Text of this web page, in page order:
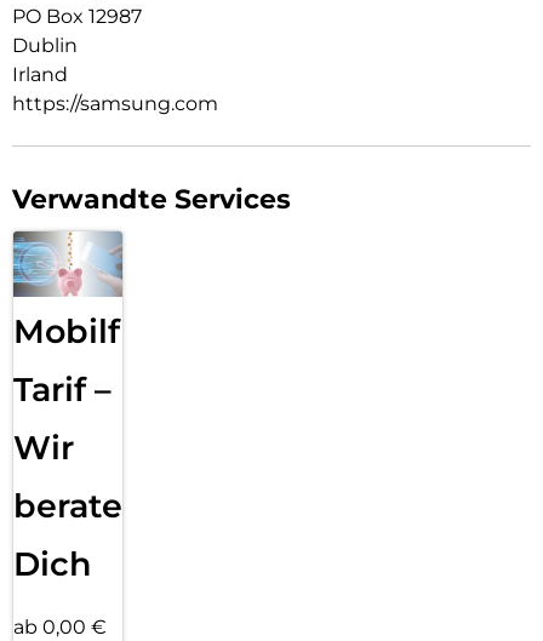
PO Box 12987
Dublin
Irland
https://samsung.com
Verwandte Services
Mobilfunk
Tarif –
Wir
beraten
Dich
ab 0,00 €